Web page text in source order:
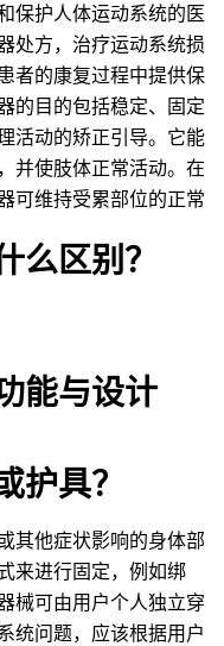
保护人体运动系统的医
处方，治疗运动系统损
者的康复过程中提供保
的目的包括稳定、固定
活动的矫正引导。它能
并使肢体正常活动。在
可维持受累部位的正常
么区别？
能与设计
护具？
其他症状影响的身体部
来进行固定，例如绑
械可由用户个人独立穿
统问题，应该根据用户